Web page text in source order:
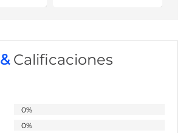
&Calificaciones
0%
0%